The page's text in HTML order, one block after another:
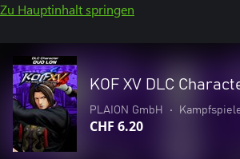
Zu Hauptinhalt springen
KOF XV DLC
PLAION GmbH •
CHF 6.20